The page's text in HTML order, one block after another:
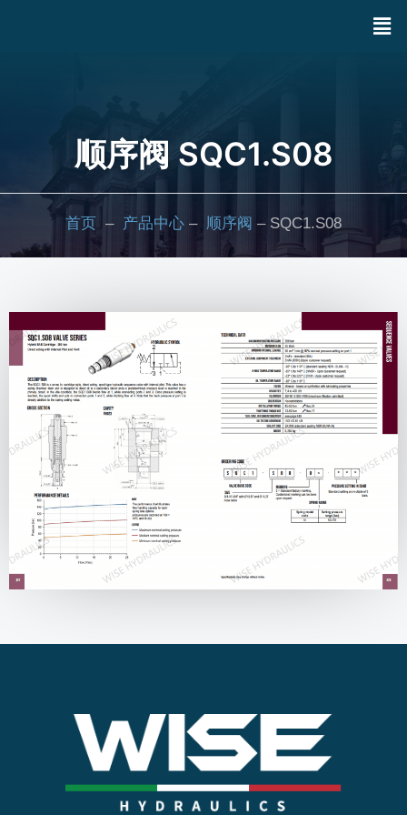
顺序阀 SQC1.S08
首页 – 产品中心 – 顺序阀 – SQC1.S08